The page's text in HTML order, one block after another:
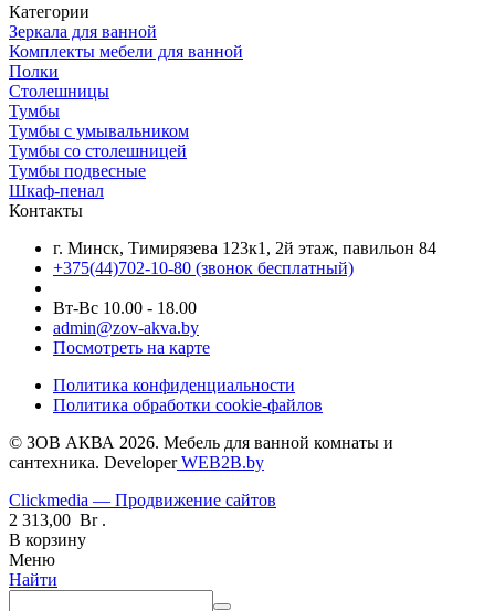
Категории
Зеркала для ванной
Комплекты мебели для ванной
Полки
Столешницы
Тумбы
Тумбы с умывальником
Тумбы со столешницей
Тумбы подвесные
Шкаф-пенал
Контакты
г. Минск, Тимирязева 123к1, 2й этаж, павильон 84
+375(44)702-10-80 (звонок бесплатный)
Вт-Вс 10.00 - 18.00
admin@zov-akva.by
Посмотреть на карте
Политика конфиденциальности
Политика обработки cookie-файлов
© ЗОВ АКВА 2026. Мебель для ванной комнаты и
сантехника. DeveloperWEB2B.by
Clickmedia — Продвижение сайтов
2 313,00 Br .
В корзину
Меню
Найти